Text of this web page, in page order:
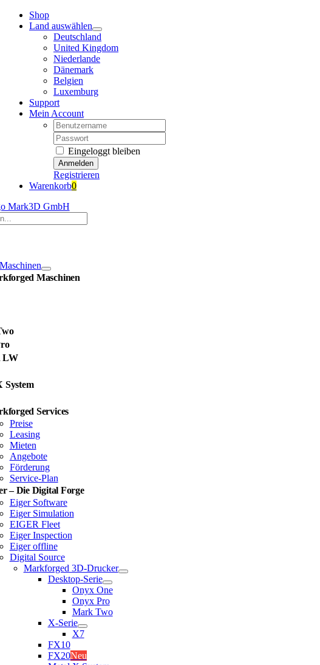
Zum
Inhalt
Shop
Land auswählen
Deutschland
United Kingdom
Niederlande
Dänemark
Belgien
Luxemburg
Support
Mein Account
Nutzername:
Passwort:
Eingeloggt bleiben
Registrieren
Warenkorb0
Maschinen
LW
System
Services
Preise
Leasing
Mieten
Angebote
Förderung
Service-Plan
– Die Digital Forge
Eiger Software
Eiger Simulation
EIGER Fleet
Eiger Inspection
Eiger offline
Digital Source
Markforged 3D-Drucker
Desktop-Serie
Onyx One
Onyx Pro
Mark Two
X-Serie
X7
FX10
FX20Neu